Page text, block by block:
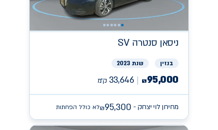
ניסאן SV סנטרה
בנזין שנת 2023
₪95,000
33,646 ק״מ
מחירון לוי יצחק - ₪95,300 לא כולל הפחתות